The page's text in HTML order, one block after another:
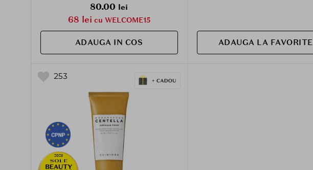
metinerea echilibrului pielii - 125 ml
80.00 lei
68 lei cu WELCOME15
ADAUGA IN COS ADAUGA LA FAVORITE
253
2025